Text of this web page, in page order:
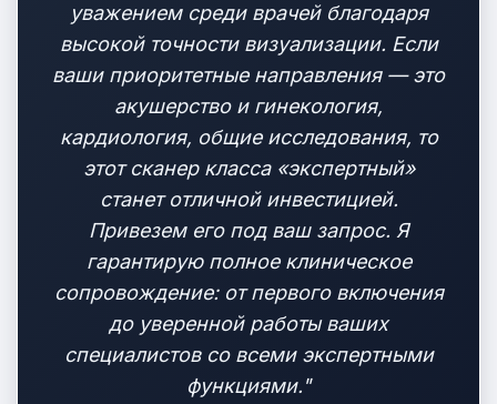
уважением среди врачей благодаря
высокой точности визуализации. Если
ваши приоритетные направления — это
акушерство и гинекология,
кардиология, общие исследования, то
этот сканер класса «экспертный»
станет отличной инвестицией.
Привезем его под ваш запрос. Я
гарантирую полное клиническое
сопровождение: от первого включения
до уверенной работы ваших
специалистов со всеми экспертными
функциями."